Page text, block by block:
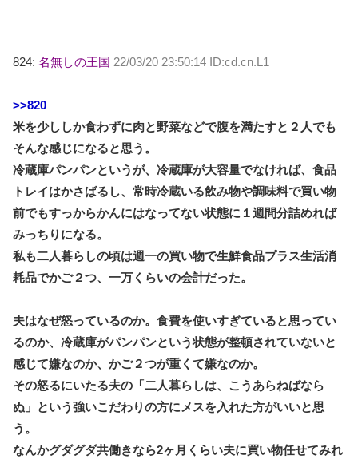
824: 名無しの王国 22/03/20 23:50:14 ID:cd.cn.L1
>>820
米を少ししか食わずに肉と野菜などで腹を満たすと２人でも
そんな感じになると思う。
冷蔵庫パンパンというが、冷蔵庫が大容量でなければ、食品
トレイはかさばるし、常時冷蔵いる飲み物や調味料で買い物
前でもすっからかんにはなってない状態に１週間分詰めれば
みっちりになる。
私も二人暮らしの頃は週一の買い物で生鮮食品プラス生活消
耗品でかご２つ、一万くらいの会計だった。
夫はなぜ怒っているのか。食費を使いすぎていると思ってい
るのか、冷蔵庫がパンパンという状態が整頓されていないと
感じて嫌なのか、かご２つが重くて嫌なのか。
その怒るにいたる夫の「二人暮らしは、こうあらねばなら
ぬ」という強いこだわりの方にメスを入れた方がいいと思
う。
なんかグダグダ共働きなら2ヶ月くらい夫に買い物任せてみれ